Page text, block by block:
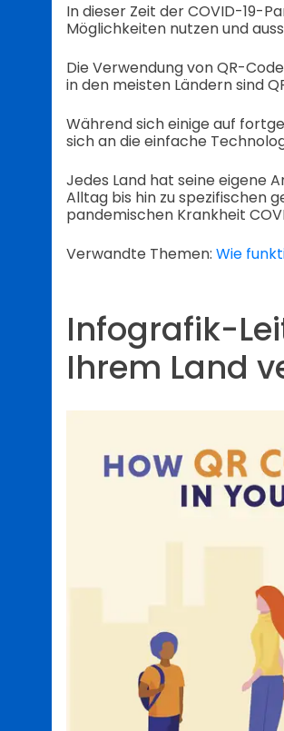
In dieser Zeit der COVID-19-
Möglichkeiten nutzen und
Die Verwendung von QR-
in den meisten Ländern sind
Während sich einige auf
sich an die einfache
Jedes Land hat seine eigene
Alltag bis hin zu spezifischen
pandemischen Krankheit
Verwandte Themen: Wie
Infografik-
Ihrem Land